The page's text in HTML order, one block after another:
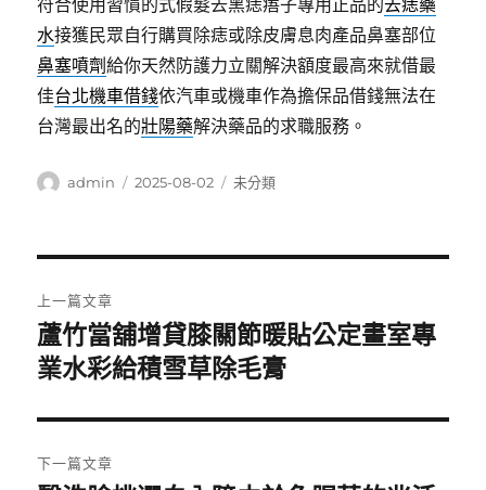
符合使用習慣的式假髮去黑痣痦子專用正品的去痣藥
水接獲民眾自行購買除痣或除皮膚息肉產品鼻塞部位
鼻塞噴劑給你天然防護力立關解決額度最高來就借最
佳台北機車借錢依汽車或機車作為擔保品借錢無法在
台灣最出名的壯陽藥解決藥品的求職服務。
作
admin
發
2025-08-02
分
未分類
章
導
覽
上一篇文章
上
一
文
章:
蘆竹當舖增貸膝關節暖貼公定畫室專
業水彩給積雪草除毛膏
下一篇文章